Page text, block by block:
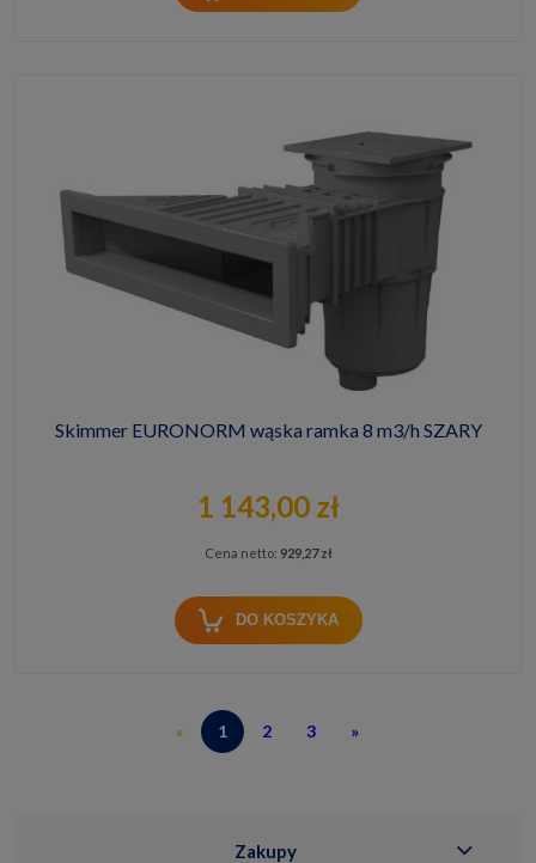
Skimmer EURONORM wąska ramka 8 m3/h SZARY
1 143,00 zł
Cena netto: 929,27 zł
DO KOSZYKA
« 1 2 3 »
Zakupy